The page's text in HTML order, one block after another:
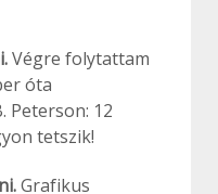
Végre folytattam
óta
Peterson: 12
tetszik!
Grafikus